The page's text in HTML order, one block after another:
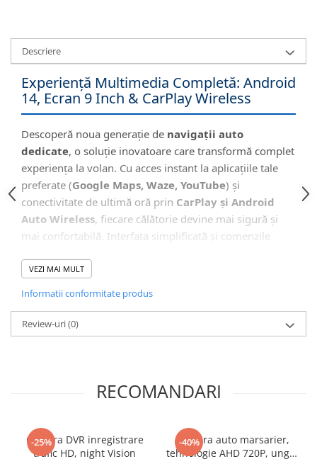
Navigatii 1 DIN
Navigatie GPS Portabil
Accesorii navigatii
Camera Marsarier
Camera Trafic DVR
Rama adaptare
Camera marsarier dedicata
Adaptoare Navigatii
Camera frontala
Accesorii auto
Suport Telefon
Redresoare Auto
Modulatoare Auto FM
Descriere
Experiență Multimedia Completă: Android
14, Ecran 9 Inch & CarPlay Wireless
Descoperă noua generație de navigații auto
dedicate, o soluție inovatoare care transformă complet
experiența la volan. Cu acces instant la aplicațiile tale
preferate (Google Maps, Waze, YouTube) și
conectivitate de ultimă oră prin CarPlay și Android
Auto Wireless, fiecare călătorie devine mai sigură și
mai confortabilă. Interfața simplificată și comenzile
🖥️ Interfață Intuitivă și Modernă
VEZI MAI MULT
Informatii conformitate produs
Review-uri(0)
RECOMANDARI
-25%
Camera DVR inregistrare
trafic HD, night Vision
-40%
Camera auto marsarier,
tehnologie AHD 720P, unghi